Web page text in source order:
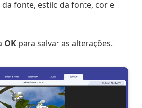
fonte, estilo da fonte, cor e
OK para salvar as alterações.